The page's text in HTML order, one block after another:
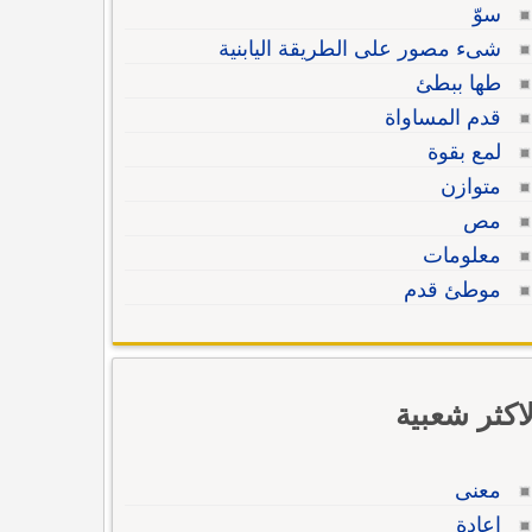
سوّ
شىء مصور على الطريقة اليابنية
طها ببطئ
قدم المساواة
لمع بقوة
متوازن
مص
معلومات
موطئ قدم
الاكثر شعبية
معنى
إعادة